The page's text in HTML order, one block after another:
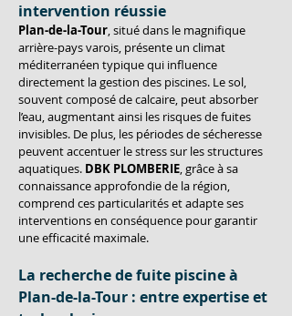
intervention réussie
Plan-de-la-Tour, situé dans le magnifique
arrière-pays varois, présente un climat
méditerranéen typique qui influence
directement la gestion des piscines. Le sol,
souvent composé de calcaire, peut absorber
l’eau, augmentant ainsi les risques de fuites
invisibles. De plus, les périodes de sécheresse
peuvent accentuer le stress sur les structures
aquatiques. DBK PLOMBERIE, grâce à sa
connaissance approfondie de la région,
comprend ces particularités et adapte ses
interventions en conséquence pour garantir
une efficacité maximale.
La recherche de fuite piscine à
Plan-de-la-Tour : entre expertise et